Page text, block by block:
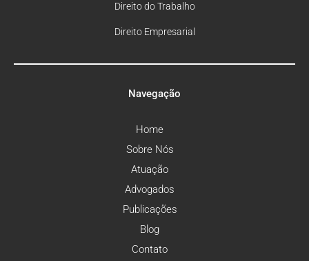
Navegação
Home
Sobre Nós
Atuação
Advogados
Publicações
Blog
Contato
Direito do Trabalho
Direito Empresarial